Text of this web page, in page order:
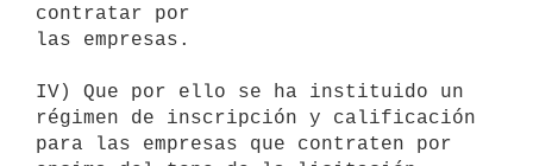
contratar por
las empresas.
IV) Que por ello se ha instituido un
régimen de inscripción y calificación
para las empresas que contraten por